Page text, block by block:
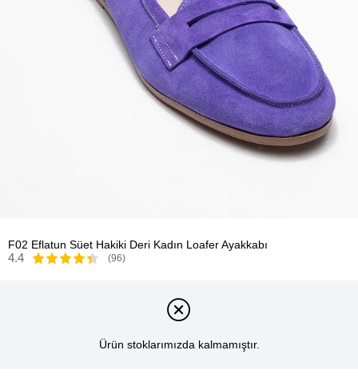
F02 Eflatun Süet Hakiki Deri Kadın Loafer Ayakkabı
4.4 (96)
Ürün stoklarımızda kalmamıştır.